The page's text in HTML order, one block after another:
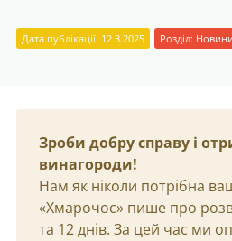
Дата публікації: 12.3.2025 Розділ: Новини
Зроби добру справу і
винагороди!
Нам як ніколи потрібна
«Хмарочос» пише про
та 12 днів. За цей час ми